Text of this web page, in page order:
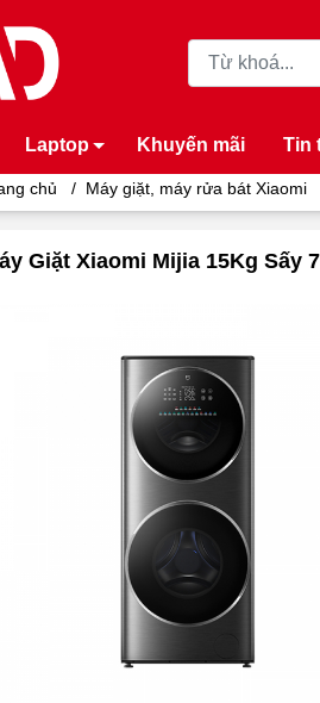
Laptop Khuyến mãi Tin
chủ / Máy giặt, máy rửa bát Xiaomi
Giặt Xiaomi Mijia 15Kg Sấy